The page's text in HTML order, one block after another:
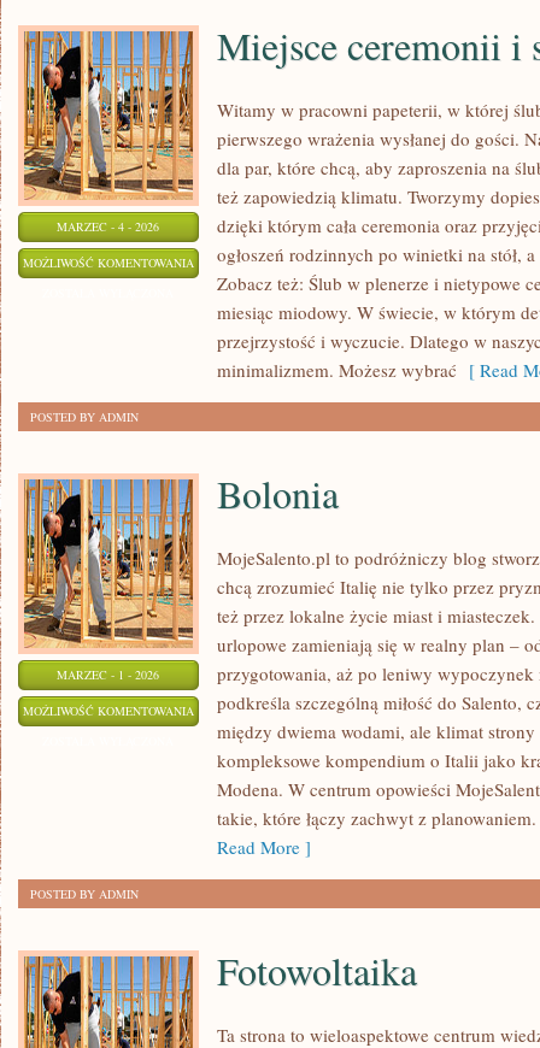
MARZEC - 4 - 2026
MOŻLIWOŚĆ KOMENTOWANIA MIEJSCE
CEREMONII
SALI
WESELNEJ
Miejsce ceremonii i
Witamy w pracowni papeterii, w której
pierwszego wrażenia wysłanej do gości.
dla par, które chcą, aby zaproszenia na
też zapowiedzią klimatu. Tworzymy
dzięki którym cała ceremonia oraz
ogłoszeń rodzinnych po winietki na stół,
Zobacz też: Ślub w plenerze i nietypowe
miesiąc miodowy. W świecie, w którym
przejrzystość i wyczucie. Dlatego w
minimalizmem. Możesz wybrać [ Read
POSTED BY ADMIN
MARZEC - 1 - 2026
MOŻLIWOŚĆ KOMENTOWANIA BOLONIA
Bolonia
MojeSalento.pl to podróżniczy blog
chcą zrozumieć Italię nie tylko przez
też przez lokalne życie miast i
urlopowe zamieniają się w realny plan –
przygotowania, aż po leniwy wypoczynek
podkreśla szczególną miłość do Salento,
między dwiema wodami, ale klimat
kompleksowe kompendium o Italii jako
Modena. W centrum opowieści
takie, które łączy zachwyt z
Read More ]
POSTED BY ADMIN
Fotowoltaika
Ta strona to wieloaspektowe centrum